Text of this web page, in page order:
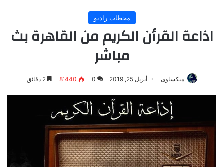
محطات راديو
اذاعة القرأن الكريم من القاهرة بث
مباشر
ميكساوى أبريل 25, 2019 0 8٬440 2 دقائق